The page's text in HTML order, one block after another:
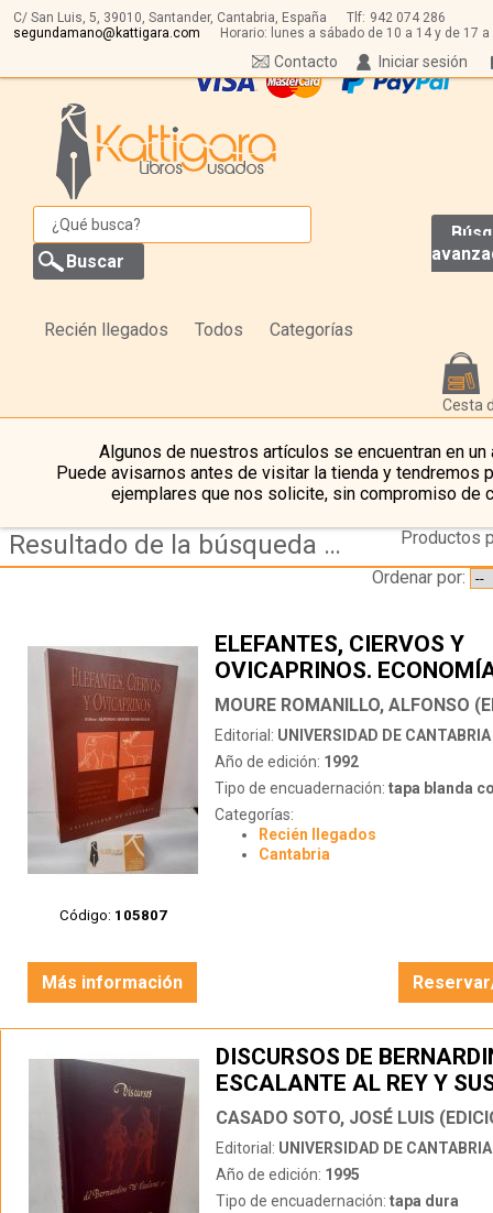
C/ San Luis, 5, 39010, Santander, Cantabria, España Tlf: 942 074 286
segundamano@kattigara.com
Horario: lunes a sábado de 10 a 14 y de 17 a
Iniciar sesión
Contacto
Recién llegados Todos Categorías
Cesta
Algunos de nuestros artículos se encuentran en un
Puede avisarnos antes de visitar la tienda y tendremos
ejemplares que nos solicite, sin compromiso de
Resultado de la búsqueda de editorial universidad-de-cantabria
Productos
Ordenar por:
Código: 105807
ELEFANTES, CIERVOS Y
OVICAPRINOS.
APROVECHAMIENTO DEL
EN LA PREHISTORIA DE
PORTUGAL
MOURE ROMANILLO, ALFONSO
Editorial: UNIVERSIDAD DE CANTABRIA
Año de edición: 1992
Tipo de encuadernación: tapa blanda
Categorías:
Recién llegados
Cantabria
Más información
DISCURSOS DE
ESCALANTE AL REY Y
MINISTROS (1585-1605)
CASADO SOTO, JOSÉ LUIS
Editorial: UNIVERSIDAD DE CANTABRIA
Año de edición: 1995
Tipo de encuadernación: tapa dura